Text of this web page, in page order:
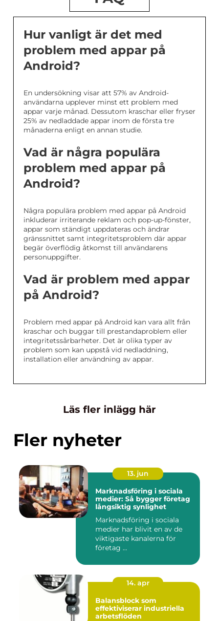
Hur vanligt är det med
problem med appar på
Android?
En undersökning visar att 57% av Android-
användarna upplever minst ett problem med
appar varje månad. Dessutom kraschar eller fryser
25% av nedladdade appar inom de första tre
månaderna enligt en annan studie.
Vad är några populära
problem med appar på
Android?
Några populära problem med appar på Android
inkluderar irriterande reklam och pop-up-fönster,
appar som ständigt uppdateras och ändrar
gränssnittet samt integritetsproblem där appar
begär överflödig åtkomst till användarens
personuppgifter.
Vad är problem med appar
på Android?
Problem med appar på Android kan vara allt från
kraschar och buggar till prestandaproblem eller
integritetssårbarheter. Det är olika typer av
problem som kan uppstå vid nedladdning,
installation eller användning av appar.
Läs fler inlägg här
Fler nyheter
13. jun
Marknadsföring i sociala
medier: Så bygger företag
långsiktig synlighet
Marknadsföring i sociala
medier har blivit en av de
viktigaste kanalerna för
företag ...
14. apr
Balansblock som
effektiviserar industriella
arbetsflöden